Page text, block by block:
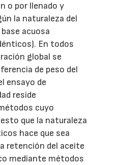
o por llenado y
la naturaleza del
acuosa
En todos
global se
de peso del
ensayo de
reside
cuyo
que la naturaleza
hace que sea
retención del aceite
mediante métodos